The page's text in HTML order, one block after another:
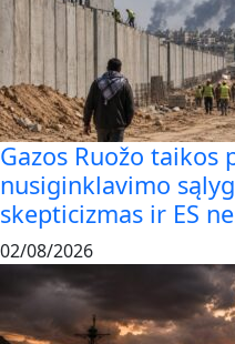
Gazos Ruožo taikos
nusiginklavimo
skepticizmas ir ES
02/08/2026